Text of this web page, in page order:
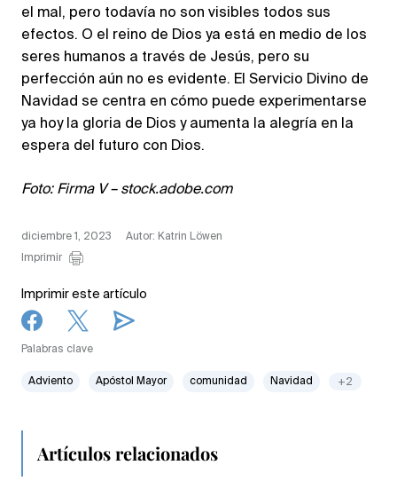
el mal, pero todavía no son visibles todos sus
efectos. O el reino de Dios ya está en medio de los
seres humanos a través de Jesús, pero su
perfección aún no es evidente. El Servicio Divino de
Navidad se centra en cómo puede experimentarse
ya hoy la gloria de Dios y aumenta la alegría en la
espera del futuro con Dios.
Foto: Firma V – stock.adobe.com
diciembre 1, 2023
Autor: Katrin Löwen
Imprimir
Imprimir este artículo
Palabras clave
Adviento Apóstol Mayor comunidad Navidad +2
Artículos relacionados